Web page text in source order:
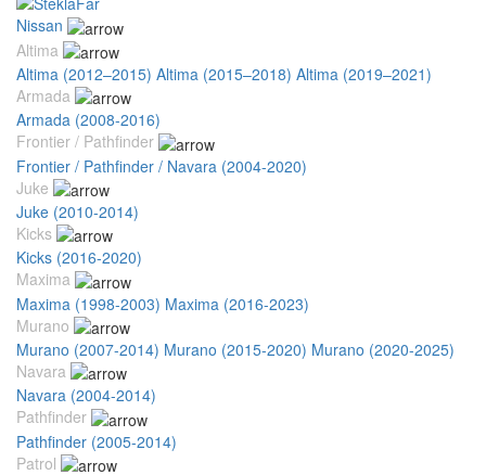
Nissan
Altima
Altima (2012–2015) Altima (2015–2018) Altima (2019–2021)
Armada
Armada (2008-2016)
Frontier / Pathfinder
Frontier / Pathfinder / Navara (2004-2020)
Juke
Juke (2010-2014)
Kicks
Kicks (2016-2020)
Maxima
Maxima (1998-2003) Maxima (2016-2023)
Murano
Murano (2007-2014) Murano (2015-2020) Murano (2020-2025)
Navara
Navara (2004-2014)
Pathfinder
Pathfinder (2005-2014)
Patrol